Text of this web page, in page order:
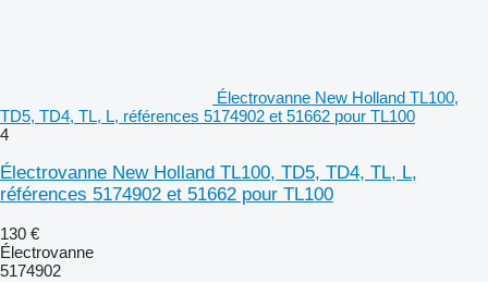
Électrovanne New Holland TL100,
TD5, TD4, TL, L, références 5174902 et 51662 pour TL100
4
Électrovanne New Holland TL100, TD5, TD4, TL, L,
références 5174902 et 51662 pour TL100
130 €
Électrovanne
5174902